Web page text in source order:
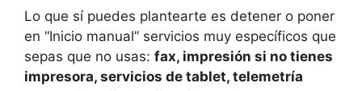
Lo que sí puedes plantearte es detener o poner
en “Inicio manual” servicios muy específicos que
sepas que no usas: fax, impresión si no tienes
impresora, servicios de tablet, telemetría